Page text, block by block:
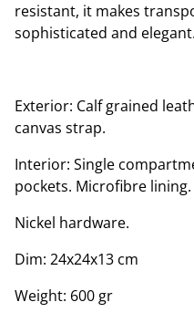
resistant, it makes
sophisticated and elegant.
Exterior: Calf grained
canvas strap.
Interior: Single
pockets. Microfibre lining.
Nickel hardware.
Dim: 24x24x13 cm
Weight: 600 gr